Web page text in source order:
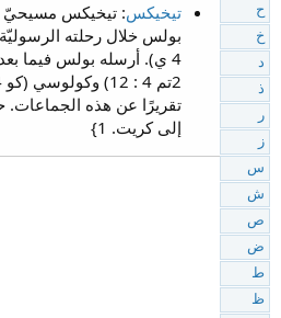
تيخيكس: تيخيكس مسيحيّ
إلى كريت. 1}
ح
خ
د
ذ
ر
ز
س
ش
ص
ض
ط
ظ